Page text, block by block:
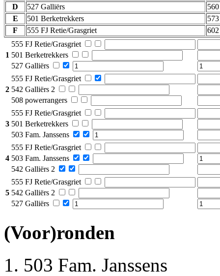
D
527 Galliërs
E
501 Berketrekkers
F
555 FJ Retie/Grasgriet
1
555 FJ Retie/Grasgriet
501 Berketrekkers
527 Galliërs
2
555 FJ Retie/Grasgriet
542 Galliërs 2
508 powerrangers
3
555 FJ Retie/Grasgriet
501 Berketrekkers
503 Fam. Janssens
4
555 FJ Retie/Grasgriet
503 Fam. Janssens
542 Galliërs 2
5
555 FJ Retie/Grasgriet
542 Galliërs 2
527 Galliërs
(Voor)ronden
503 Fam. Janssens